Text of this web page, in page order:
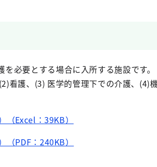
必要とする場合に入所する施設です。
看護、(3) 医学的管理下での介護、(4)
Excel：39KB）
PDF：240KB）